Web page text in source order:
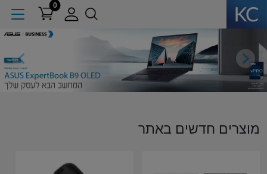
0
Previous
מוצרים חדשים באתר